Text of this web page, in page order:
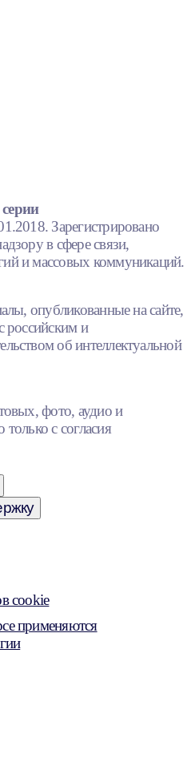
Зарегистрировано
в сфере связи,
и массовых коммуникаций.
опубликованные на сайте,
российским и
об интеллектуальной
фото, аудио и
с согласия
cookie
применяются